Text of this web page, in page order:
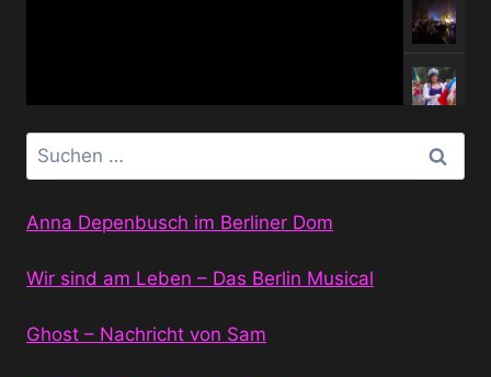
Suchen
nach:
Anna Depenbusch im Berliner Dom
Wir sind am Leben – Das Berlin Musical
Ghost – Nachricht von Sam